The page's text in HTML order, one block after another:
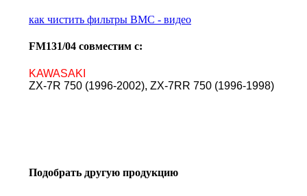
как чистить фильтры BMC - видео
FM131/04 совместим с:
KAWASAKI
ZX-7R 750 (1996-2002), ZX-7RR 750 (1996-1998)
Подобрать другую продукцию